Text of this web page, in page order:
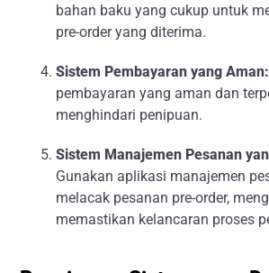
bahan baku yang cukup untuk
pre-order yang diterima.
Sistem Pembayaran yang Aman:
pembayaran yang aman dan
menghindari penipuan.
Sistem Manajemen Pesanan
Gunakan aplikasi manajemen
melacak pesanan pre-order,
memastikan kelancaran proses